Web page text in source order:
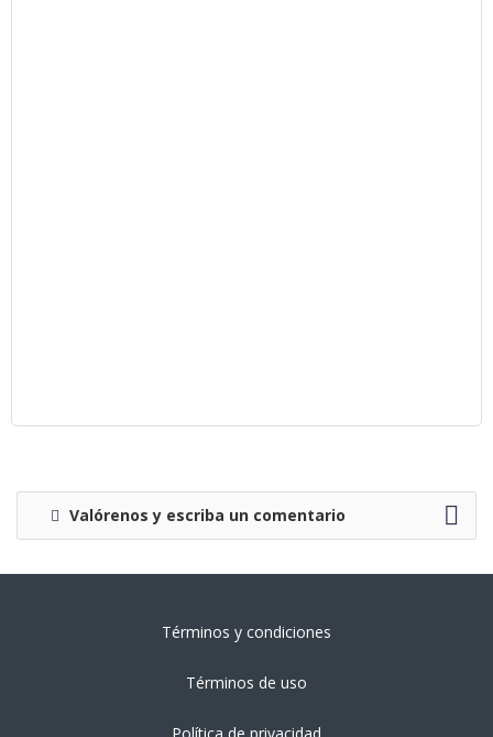
Valórenos y escriba un comentario
Términos y condiciones
Términos de uso